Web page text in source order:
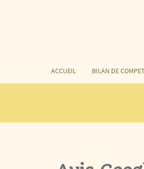
ACCUEIL BILAN DE